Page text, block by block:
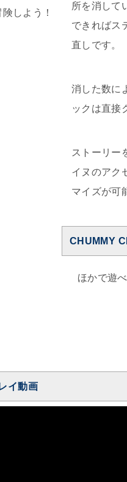
しよう！
所を消して
できればス
直しです。
消した数に
ックは直接
ストーリー
イヌのアク
マイズが可
CHUMMY
ほかで遊
イ動画